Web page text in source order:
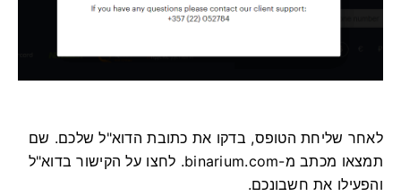
לאחר שליחת הטופס, בדקו את כתובת הדוא"ל שלכם. שם
תמצאו מכתב מ-binarium.com. לחצו על הקישור בדוא"ל
והפעילו את חשבונכם.